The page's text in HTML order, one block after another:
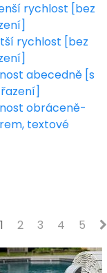
rychlost [bez
rychlost [bez
abecedně [s
obráceně-
textové
1 2 3 4 5